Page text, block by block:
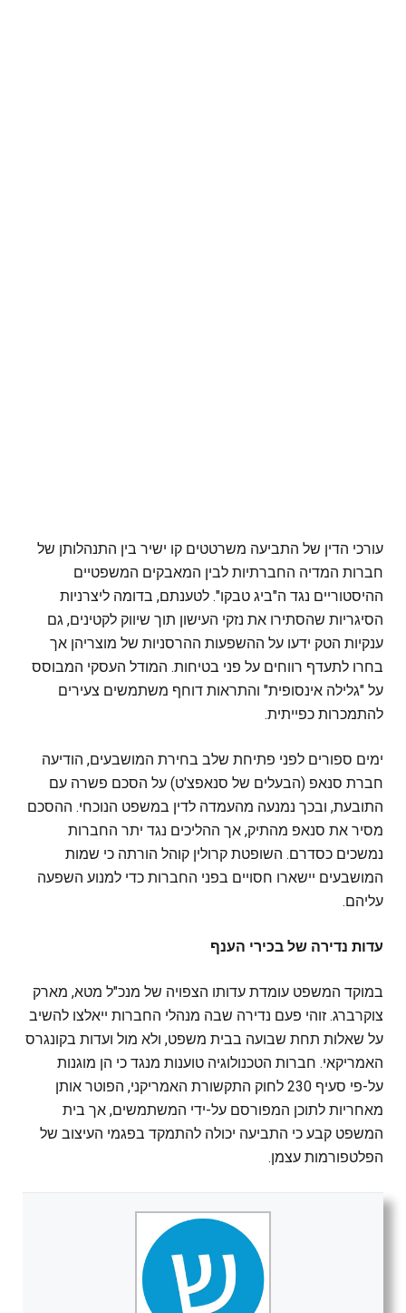
עורכי הדין של התביעה משרטטים קו ישיר בין התנהלותן של
חברות המדיה החברתיות לבין המאבקים המשפטיים
ההיסטוריים נגד ה"ביג טבקו". לטענתם, בדומה ליצרניות
הסיגריות שהסתירו את נזקי העישון תוך שיווק לקטינים, גם
ענקיות הטק ידעו על ההשפעות ההרסניות של מוצריהן אך
בחרו לתעדף רווחים על פני בטיחות. המודל העסקי המבוסס
על "גלילה אינסופית" והתראות דוחף משתמשים צעירים
להתמכרות כפייתית.
ימים ספורים לפני פתיחת שלב בחירת המושבעים, הודיעה
חברת סנאפ (הבעלים של סנאפצ'ט) על הסכם פשרה עם
התובעת, ובכך נמנעה מהעמדה לדין במשפט הנוכחי. ההסכם
מסיר את סנאפ מהתיק, אך ההליכים נגד יתר החברות
נמשכים כסדרם. השופטת קרולין קוהל הורתה כי שמות
המושבעים יישארו חסויים בפני החברות כדי למנוע השפעה
עליהם.
עדות נדירה של בכירי הענף
במוקד המשפט עומדת עדותו הצפויה של מנכ"ל מטא, מארק
צוקרברג. זוהי פעם נדירה שבה מנהלי החברות ייאלצו להשיב
על שאלות תחת שבועה בבית משפט, ולא מול ועדות בקונגרס
האמריקאי. חברות הטכנולוגיה טוענות מנגד כי הן מוגנות
על-פי סעיף 230 לחוק התקשורת האמריקני, הפוטר אותן
מאחריות לתוכן המפורסם על-ידי המשתמשים, אך בית
המשפט קבע כי התביעה יכולה להתמקד בפגמי העיצוב של
הפלטפורמות עצמן.